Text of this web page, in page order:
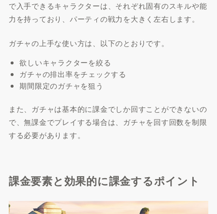
で入手できるキャラクターは、それぞれ固有のスキルや能
力を持っており、パーティの戦力を大きく左右します。
ガチャの上手な使い方は、以下のとおりです。
欲しいキャラクターを絞る
ガチャの排出率をチェックする
期間限定のガチャを狙う
また、ガチャは基本的に課金でしか回すことができないの
で、無課金でプレイする場合は、ガチャを回す回数を制限
する必要があります。
課金要素と効果的に課金するポイント